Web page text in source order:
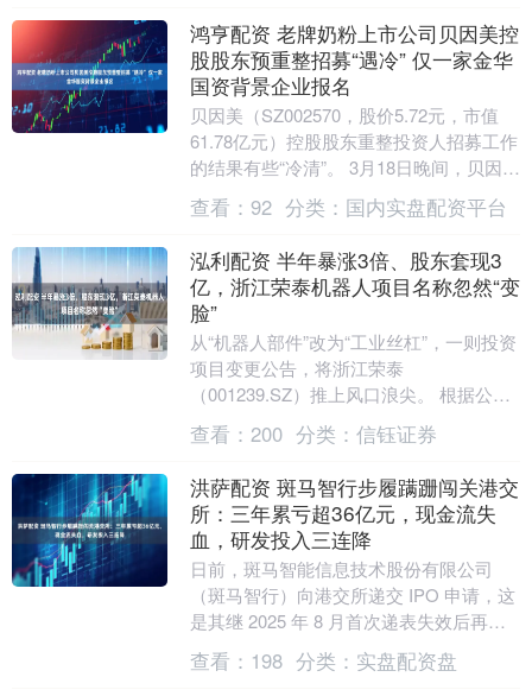
鸿亨配资 老牌奶粉上市公司贝因美控
股股东预重整招募“遇冷” 仅一家金华
国资背景企业报名
贝因美（SZ002570，股价5.72元，市值
61.78亿元）控股股东重整投资人招募工作
的结果有些“冷清”。 3月18日晚间，贝因美
披露，其控股股东浙江小贝大美....
查看： 92 分类： 国内实盘配资平台
泓利配资 半年暴涨3倍、股东套现3
亿，浙江荣泰机器人项目名称忽然“变
脸”
从“机器人部件”改为“工业丝杠”，一则投资
项目变更公告，将浙江荣泰
（001239.SZ）推上风口浪尖。 根据公
告，浙江荣泰原计划投资7700万美元的“云
母制品及....
查看： 200 分类： 信钰证券
洪萨配资 斑马智行步履蹒跚闯关港交
所：三年累亏超36亿元，现金流失
血，研发投入三连降
日前，斑马智能信息技术股份有限公司
（斑马智行）向港交所递交 IPO 申请，这
是其继 2025 年 8 月首次递表失效后再度
冲击港股上市，联席保荐人为德意志银
行、....
查看： 198 分类： 实盘配资盘